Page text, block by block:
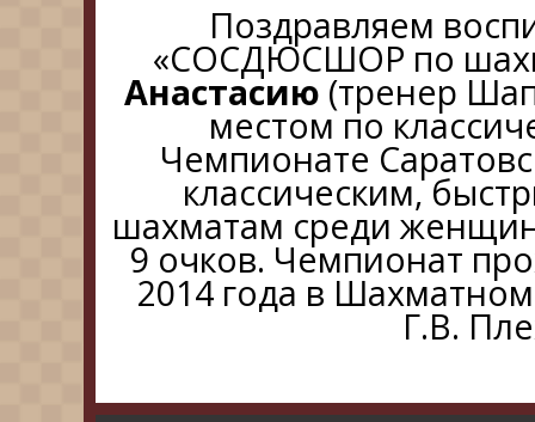
Поздравляем
«СОСДЮСШОР по
Анастасию (тренер
местом по
Чемпионате
классическим,
шахматам среди
9 очков. Чемпионат
2014 года в
Г.В.